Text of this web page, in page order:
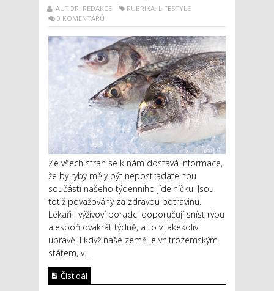
AUTOR: REDAKCE
RUBRIKA: LIFESTYLE
0 KOMENTÁŘŮ
Ze všech stran se k nám dostává informace,
že by ryby měly být nepostradatelnou
součástí našeho týdenního jídelníčku. Jsou
totiž považovány za zdravou potravinu.
Lékaři i výživoví poradci doporučují sníst rybu
alespoň dvakrát týdně, a to v jakékoliv
úpravě. I když naše země je vnitrozemským
státem, v...
Číst dál